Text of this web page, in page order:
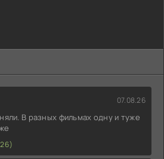
07.08.26
В разных фильмах одну и туже